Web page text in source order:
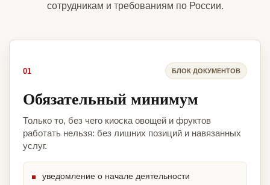
сотрудникам и требованиям по России.
01 БЛОК ДОКУМЕНТОВ
Обязательный минимум
Только то, без чего киоска овощей и фруктов
работать нельзя: без лишних позиций и навязанных
услуг.
уведомление о начале деятельности